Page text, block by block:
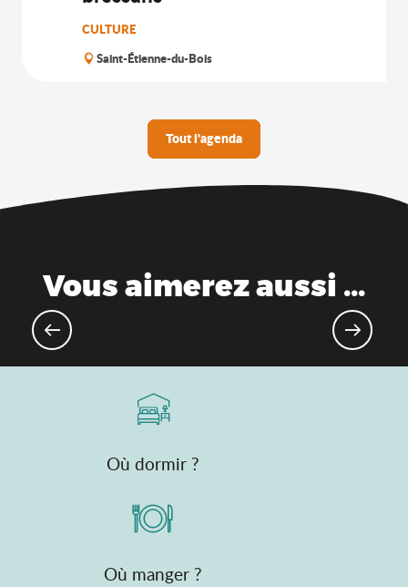
CULTURE
Saint-Étienne-du-Bois
Tout l'agenda
Vous aimerez aussi ...
Evénements gourmands & marchés
Où dormir ?
Où manger ?